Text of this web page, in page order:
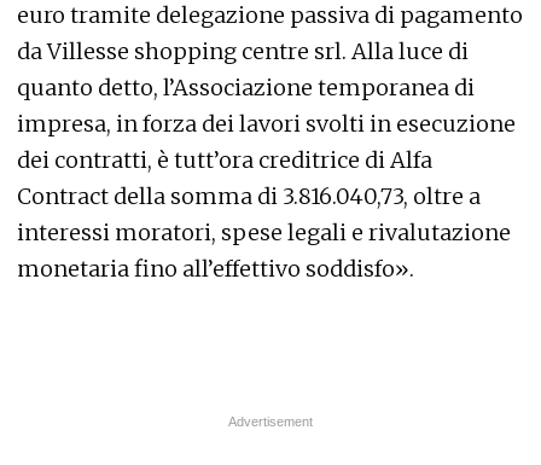
euro tramite delegazione passiva di pagamento
da Villesse shopping centre srl. Alla luce di
quanto detto, l’Associazione temporanea di
impresa, in forza dei lavori svolti in esecuzione
dei contratti, è tutt’ora creditrice di Alfa
Contract della somma di 3.816.040,73, oltre a
interessi moratori, spese legali e rivalutazione
monetaria fino all’effettivo soddisfo».